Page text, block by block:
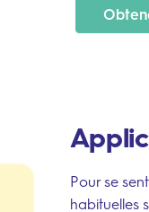
laissant à chaque
informations et
sur l’ensemble de
Pour se
habituelles